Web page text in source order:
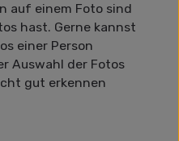
auf einem Foto sind
hast. Gerne kannst
einer Person
Auswahl der Fotos
gut erkennen